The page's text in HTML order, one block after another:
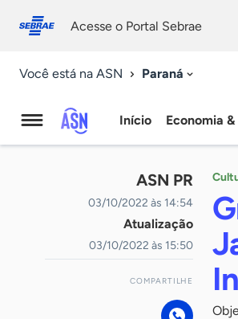
conosco
Acesse o Portal Sebrae
Você está na ASN Paraná
Agência
Sebrae
de
Notícias
Início Economia
ASN PR
03/10/2022 às 14:54
Atualização
03/10/2022 às 15:50
COMPARTILHE